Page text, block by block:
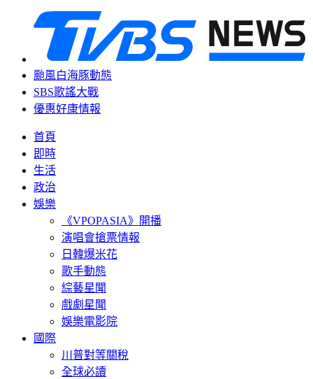
颱風白海豚動態
SBS歌謠大戰
優惠好康情報
首頁
即時
生活
政治
娛樂
《VPOPASIA》開播
演唱會搶票情報
日韓爆米花
歌手動態
綜藝星聞
戲劇星聞
娛樂電影院
國際
川普對等關稅
全球必讀